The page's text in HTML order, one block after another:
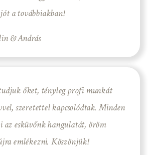
a továbbiakban!
& András
őket, tényleg profi munkát
szeretettel kapcsolódtak. Minden
esküvőnk hangulatát, öröm
emlékezni. Köszönjük!